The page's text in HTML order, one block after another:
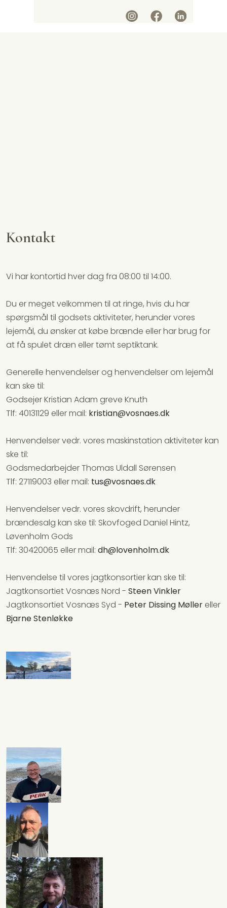
​Kontakt
​Vi har kontortid hver dag fra 08:00 til 14:00.
Du er meget velkommen til at ringe, hvis du har
spørgsmål til godsets aktiviteter, herunder vores
lejemål, du ønsker at købe brænde eller har brug for
at få spulet dræn eller tømt septiktank.
Generelle henvendelser og henvendelser om lejemål
kan ske til:
Godsejer Kristian Adam greve Knuth
Tlf: 40131129 eller mail: kristian@vosnaes.dk
Henvendelser vedr. vores maskinstation aktiviteter kan
ske til:
Godsmedarbejder Thomas Uldall Sørensen
Tlf: 27119003 eller mail: tus@vosnaes.dk
Henvendelser vedr. vores skovdrift, herunder
brændesalg kan ske til: Skovfoged Daniel Hintz,
Løvenholm Gods
Tlf: 30420065 eller mail:dh@lovenholm.dk
Henvendelse til vores jagtkonsortier kan ske til:
Jagtkonsortiet Vosnæs Nord -Steen Vinkler
Jagtkonsortiet Vosnæs Syd - Peter Dissing Møller eller
Bjarne Stenløkke